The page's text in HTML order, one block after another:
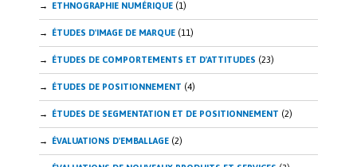
ETHNOGRAPHIE NUMÉRIQUE (1)
ÉTUDES D'IMAGE DE MARQUE (11)
ÉTUDES DE COMPORTEMENTS ET D'ATTITUDES (23)
ÉTUDES DE POSITIONNEMENT (4)
ÉTUDES DE SEGMENTATION ET DE POSITIONNEMENT (2)
ÉVALUATIONS D'EMBALLAGE (2)